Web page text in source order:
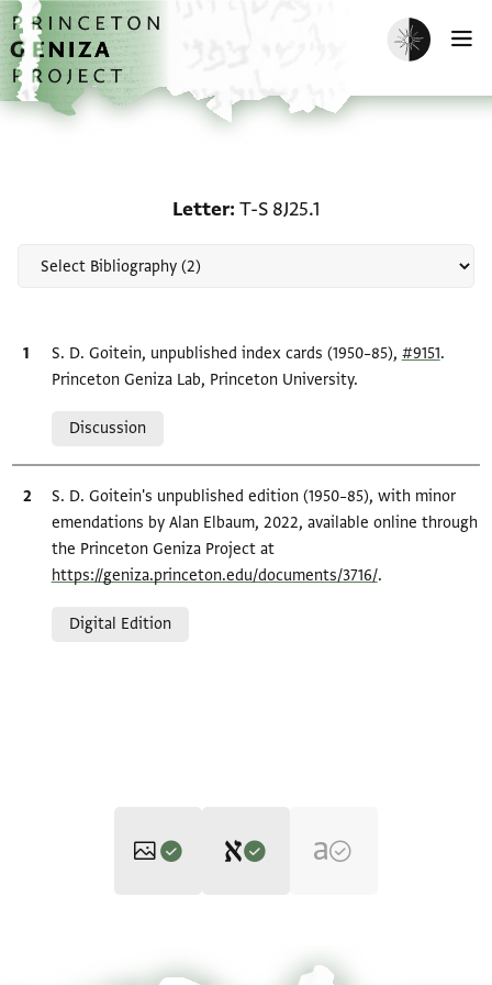
Skip to main content
home
Enable dark
Letter T-S 8J25.1
Bibliographic citation
S. D. Goitein, unpublished index cards (1950–85), #9151.
Princeton Geniza Lab, Princeton University.
Discussion
Bibliographic citation
S. D. Goitein's unpublished edition (1950–85), with minor
emendations by Alan Elbaum, 2022, available online through
the Princeton Geniza Project at
https://geniza.princeton.edu/documents/3716/.
Digital Edition
S. D. Goitein's unpublished edition (1950–85), with minor